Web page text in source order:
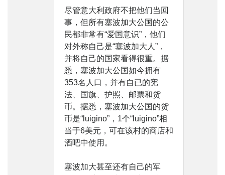
尽管意大利政府不把他们当回
事，但所有塞波加大公国的公
民都非常有“爱国意识”，他们
对外称自己是“塞波加大人”，
并将自己的国家看得很重。据
悉，塞波加大公国如今拥有
353名人口，并有自已的宪
法、国旗、护照、邮票和货
币。据悉，塞波加大公国的货
币是“luigino”，1个“luigino”相
当于6美元，可在该村的商店和
酒吧中使用。
塞波加大甚至还有自己的军